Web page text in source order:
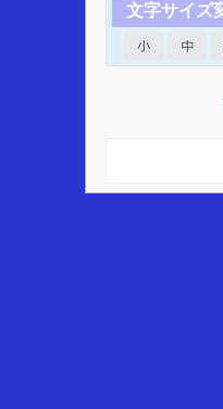
文字サイズ